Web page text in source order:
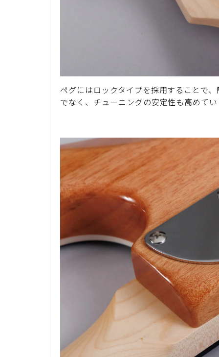
ペグにはロックタイプを採用することで
でなく、チューニングの安定性も高めて